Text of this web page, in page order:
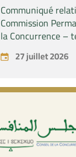
Communiqué
Commission
la Concurrence –
juillet 2026
27 juillet 2026